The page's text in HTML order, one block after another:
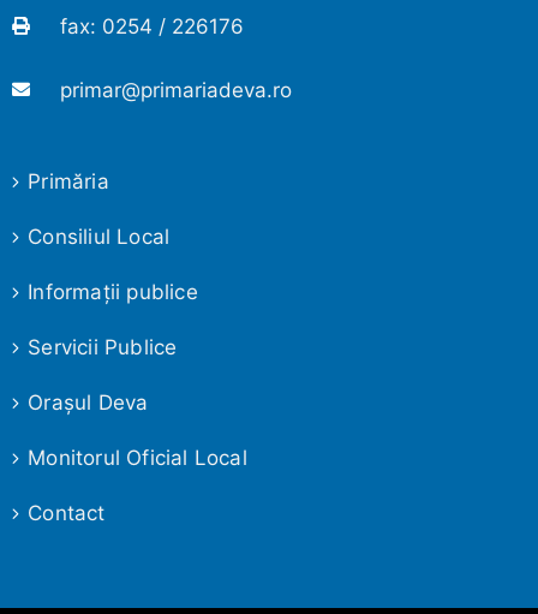
fax: 0254 / 226176
primar@primariadeva.ro
Primăria
Consiliul Local
Informaţii publice
Servicii Publice
Oraşul Deva
Monitorul Oficial Local
Contact